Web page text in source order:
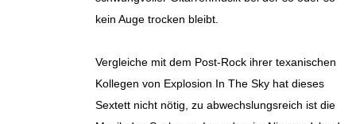
kein Auge trocken bleibt.
Vergleiche mit dem Post-Rock ihrer texanischen
Kollegen von Explosion In The Sky hat dieses
Sextett nicht nötig, zu abwechslungsreich ist die